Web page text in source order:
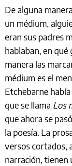
De alguna
un médium,
eran sus padres
hablaban, en
manera las
médium es el
Etchebarne
que se llama Los
que ahora se
la poesía. La
versos cortados,
narración, tienen